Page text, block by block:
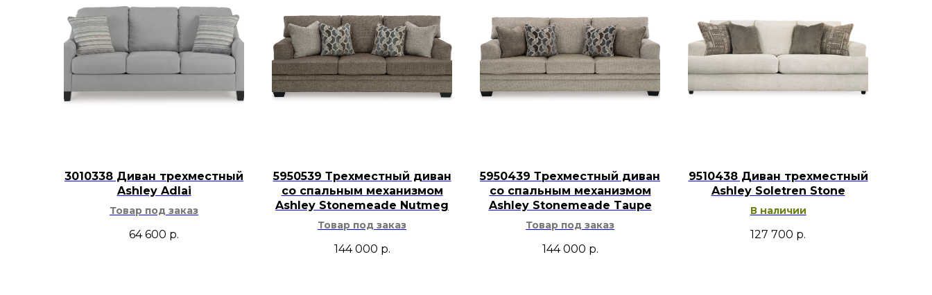
3010338 Диван трехместный
Ashley Adlai
Товар под заказ
64 600 р.
5950539 Трехместный диван
со спальным механизмом
Ashley Stonemeade Nutmeg
Товар под заказ
144 000 р.
5950439 Трехместный диван
со спальным механизмом
Ashley Stonemeade Taupe
Товар под заказ
144 000 р.
9510438 Диван трехместный
Ashley Soletren Stone
В наличии
127 700 р.